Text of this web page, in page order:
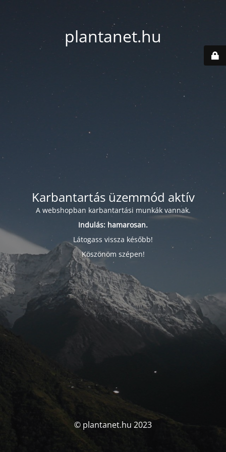
plantanet.hu
Karbantartás üzemmód aktív
A webshopban karbantartási munkák vannak.
Indulás: hamarosan.
Látogass vissza később!
Köszönöm szépen!
© plantanet.hu 2023